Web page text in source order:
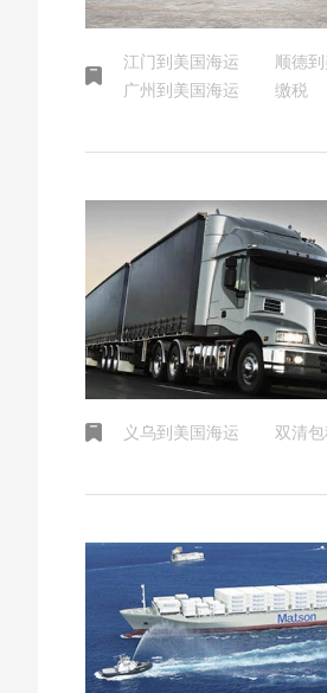
江门到美国海运 顺德
广州到美国海运
缴税
义乌到美国海运 双清